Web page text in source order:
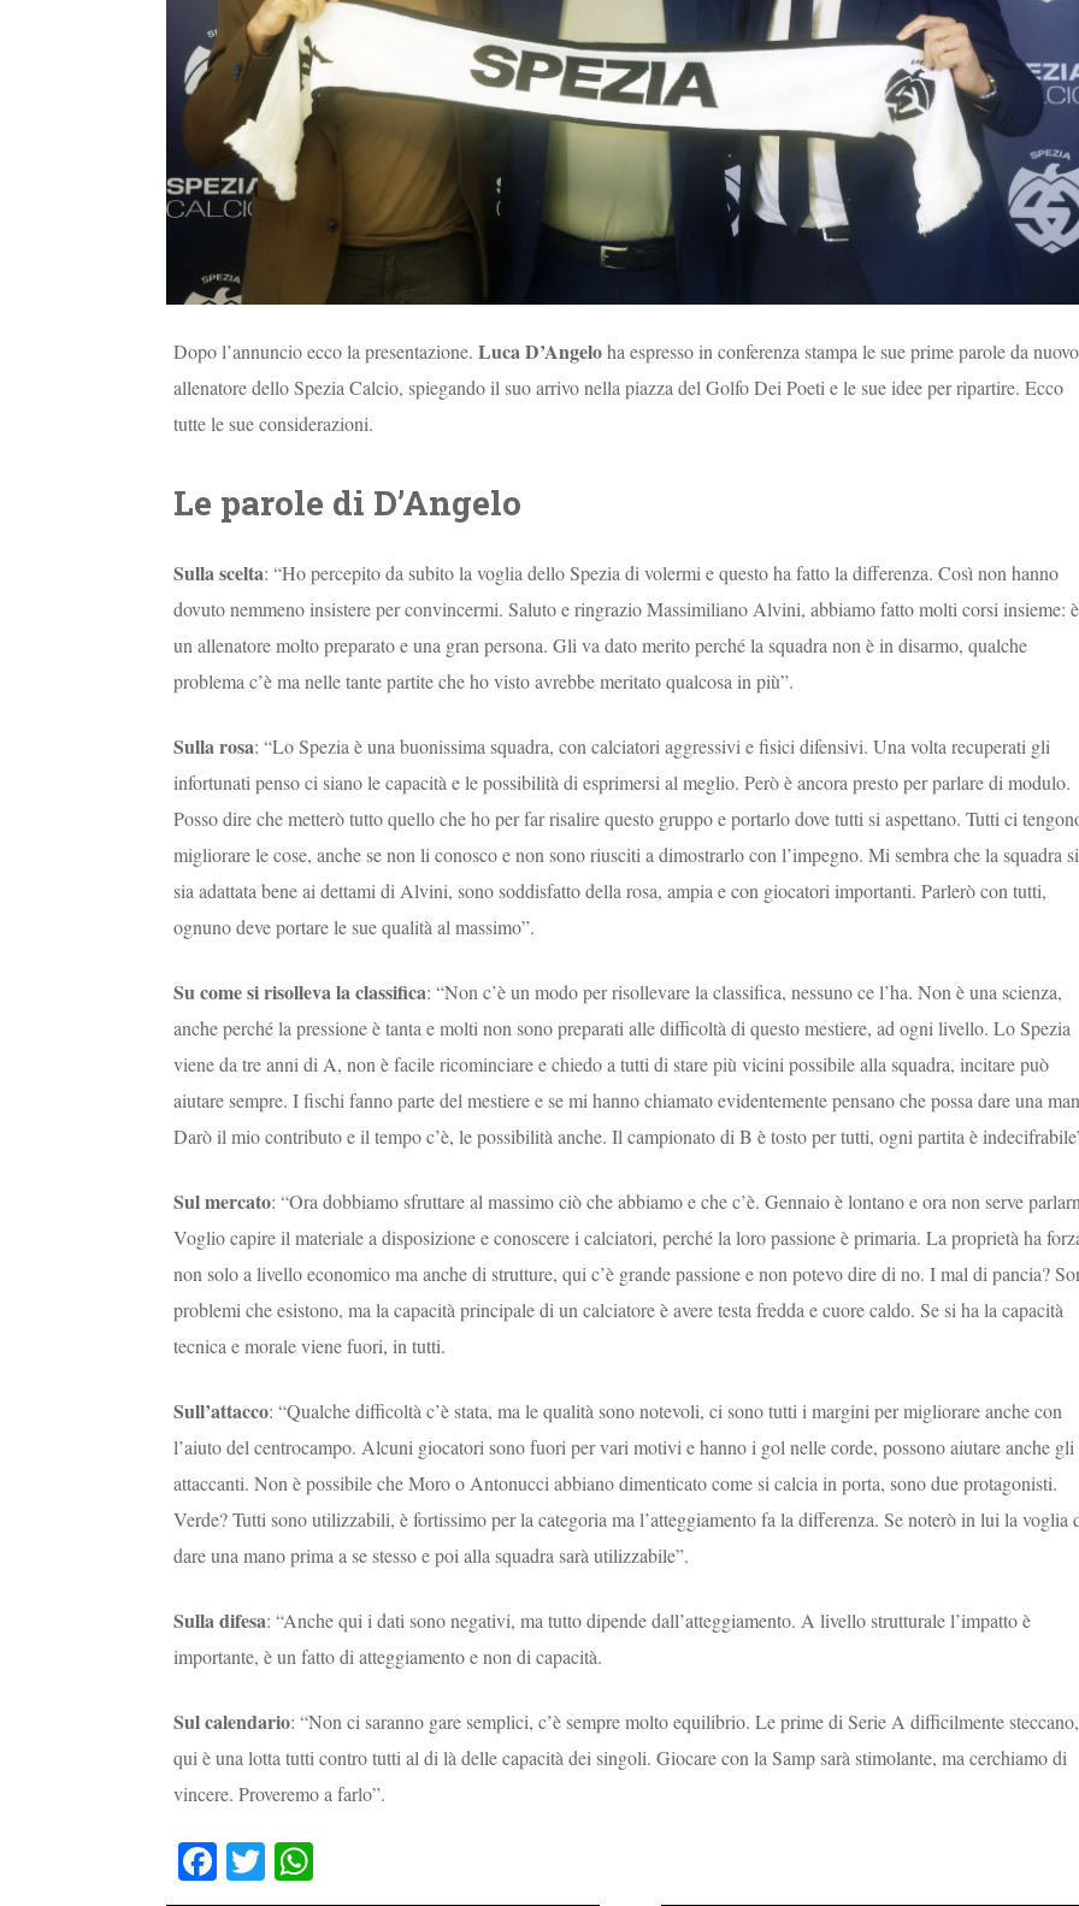
Dopo l’annuncio ecco la presentazione. Luca D’Angeloha espresso in conferenza stampa le sue prime parole da nuovo
allenatore dello Spezia Calcio, spiegando il suo arrivo nella piazza del Golfo Dei Poeti e le sue idee per ripartire. Ecco
tutte le sue considerazioni.
Le parole di D’Angelo
Sulla scelta: “Ho percepito da subito la voglia dello Spezia di volermi e questo ha fatto la differenza. Così non hanno
dovuto nemmeno insistere per convincermi. Saluto e ringrazio Massimiliano Alvini, abbiamo fatto molti corsi insieme: è
un allenatore molto preparato e una gran persona. Gli va dato merito perché la squadra non è in disarmo, qualche
problema c’è ma nelle tante partite che ho visto avrebbe meritato qualcosa in più”.
Sulla rosa: “Lo Spezia è una buonissima squadra, con calciatori aggressivi e fisici difensivi. Una volta recuperati gli
infortunati penso ci siano le capacità e le possibilità di esprimersi al meglio. Però è ancora presto per parlare di modulo.
Posso dire che metterò tutto quello che ho per far risalire questo gruppo e portarlo dove tutti si aspettano. Tutti ci
migliorare le cose, anche se non li conosco e non sono riusciti a dimostrarlo con l’impegno. Mi sembra che la squadra si
sia adattata bene ai dettami di Alvini, sono soddisfatto della rosa, ampia e con giocatori importanti. Parlerò con tutti,
ognuno deve portare le sue qualità al massimo”.
Su come si risolleva la classifica: “Non c’è un modo per risollevare la classifica, nessuno ce l’ha. Non è una scienza,
anche perché la pressione è tanta e molti non sono preparati alle difficoltà di questo mestiere, ad ogni livello. Lo Spezia
viene da tre anni di A, non è facile ricominciare e chiedo a tutti di stare più vicini possibile alla squadra, incitare può
aiutare sempre. I fischi fanno parte del mestiere e se mi hanno chiamato evidentemente pensano che possa dare una
Darò il mio contributo e il tempo c’è, le possibilità anche. Il campionato di B è tosto per tutti, ogni partita è
Sul mercato: “Ora dobbiamo sfruttare al massimo ciò che abbiamo e che c’è. Gennaio è lontano e ora non serve
Voglio capire il materiale a disposizione e conoscere i calciatori, perché la loro passione è primaria. La proprietà ha
non solo a livello economico ma anche di strutture, qui c’è grande passione e non potevo dire di no. I mal di pancia?
problemi che esistono, ma la capacità principale di un calciatore è avere testa fredda e cuore caldo. Se si ha la capacità
tecnica e morale viene fuori, in tutti.
Sull’attacco: “Qualche difficoltà c’è stata, ma le qualità sono notevoli, ci sono tutti i margini per migliorare anche con
l’aiuto del centrocampo. Alcuni giocatori sono fuori per vari motivi e hanno i gol nelle corde, possono aiutare anche gli
attaccanti. Non è possibile che Moro o Antonucci abbiano dimenticato come si calcia in porta, sono due protagonisti.
Verde? Tutti sono utilizzabili, è fortissimo per la categoria ma l’atteggiamento fa la differenza. Se noterò in lui la voglia
dare una mano prima a se stesso e poi alla squadra sarà utilizzabile”.
Sulla difesa: “Anche qui i dati sono negativi, ma tutto dipende dall’atteggiamento. A livello strutturale l’impatto è
importante, è un fatto di atteggiamento e non di capacità.
Sul calendario: “Non ci saranno gare semplici, c’è sempre molto equilibrio. Le prime di Serie A difficilmente steccano,
qui è una lotta tutti contro tutti al di là delle capacità dei singoli. Giocare con la Samp sarà stimolante, ma cerchiamo di
vincere. Proveremo a farlo”.
Fa T